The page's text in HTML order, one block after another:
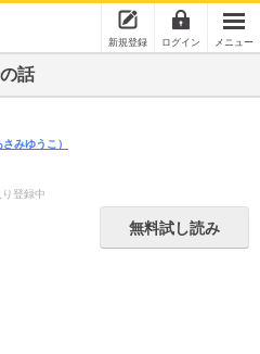
新規登録 ログイン メニュー
話
さみゆうこ）
登録中
無料試し読み